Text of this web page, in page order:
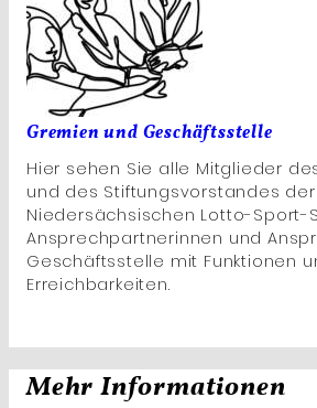
Gremien und Geschäftsstelle
Hier sehen Sie alle Mitglieder
und des Stiftungsvorstandes der
Niedersächsischen Lotto-Sport-
Ansprechpartnerinnen und
Geschäftsstelle mit Funktionen
Erreichbarkeiten.
Mehr Informationen